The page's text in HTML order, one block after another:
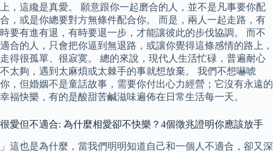
上，這纔是真愛。 願意跟你一起磨合的人，並不是凡事要你配
合，或是你總要對方無條件配合你。 而是，兩人一起走路，有
時要有進有退，有時要退一步，才能讓彼此的步伐協調。 而不
適合的人，只會把你逼到無退路，或讓你覺得這條感情的路上，
走得很孤單、很寂寞。 總的來說，現代人生活忙碌，普遍耐心
不太夠，遇到太麻煩或太棘手的事就想放棄。 我們不想嚇唬
你，但婚姻不是童話故事，需要你付出心力經營；它沒有永遠的
幸福快樂，有的是酸甜苦鹹滋味遍佈在日常生活每一天。
很愛但不適合: 為什麼相愛卻不快樂？4個徵兆證明你應該放手
」這也是為什麼，當我們明明知道自己和一個人不適合，卻又深